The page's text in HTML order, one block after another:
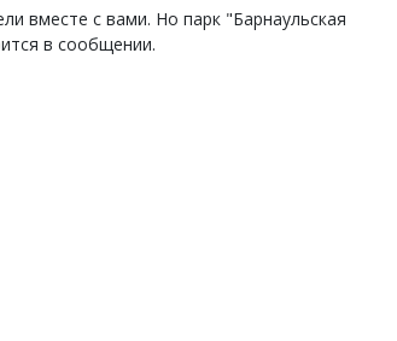
вместе с вами. Но парк "Барнаульская
в сообщении.